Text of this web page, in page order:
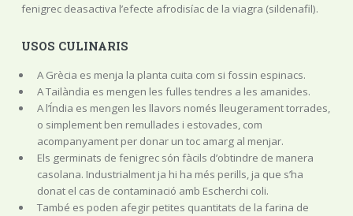
fenigrec deasactiva l’efecte afrodisíac de la viagra (sildenafil).
USOS CULINARIS
A Grècia es menja la planta cuita com si fossin espinacs.
A Tailàndia es mengen les fulles tendres a les amanides.
A l’Índia es mengen les llavors només lleugerament torrades,
o simplement ben remullades i estovades, com
acompanyament per donar un toc amarg al menjar.
Els germinats de fenigrec són fàcils d’obtindre de manera
casolana. Industrialment ja hi ha més perills, ja que s’ha
donat el cas de contaminació amb Escherchi coli.
També es poden afegir petites quantitats de la farina de